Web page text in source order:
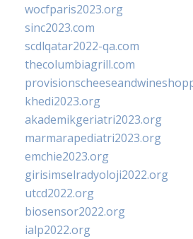
wocfparis2023.org
sinc2023.com
scdlqatar2022-qa.com
thecolumbiagrill.com
khedi2023.org
akademikgeriatri2023.org
marmarapediatri2023.org
emchie2023.org
girisimselradyoloji2022.org
utcd2022.org
biosensor2022.org
ialp2022.org